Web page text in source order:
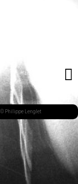
© Philippe Lenglet